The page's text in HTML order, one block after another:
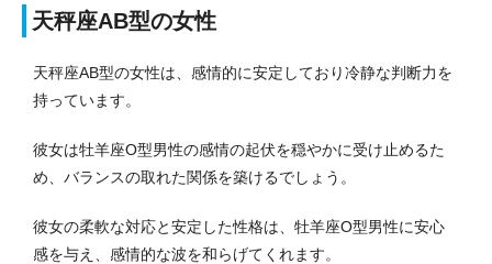
天秤座AB型の女性
天秤座AB型の女性は、感情的に安定しており冷静な判断力を
持っています。
彼女は牡羊座O型男性の感情の起伏を穏やかに受け止めるた
め、バランスの取れた関係を築けるでしょう。
彼女の柔軟な対応と安定した性格は、牡羊座O型男性に安心
感を与え、感情的な波を和らげてくれます。